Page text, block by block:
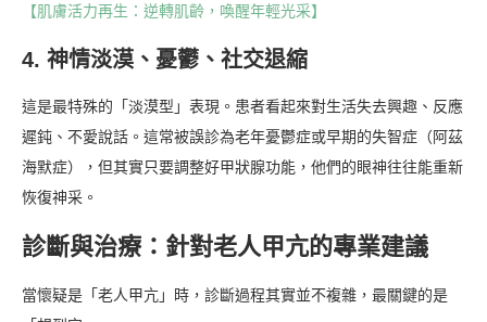
【肌膚活力再生：逆轉肌齡，喚醒年輕光采】
4. 神情淡漠、憂鬱、社交退縮
這是最特殊的「淡漠型」表現。患者看起來對生活失去興趣、反應
遲鈍、不愛說話。這常被誤診為老年憂鬱症或早期的失智症（阿茲
海默症），但其實只要調整好甲狀腺功能，他們的眼神往往能重新
恢復神采。
診斷與治療：針對老人甲亢的專業建議
當懷疑是「老人甲亢」時，診斷過程其實並不複雜，最關鍵的是